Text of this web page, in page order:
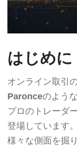
はじめに
オンライン取引
Paronceのよう
プロのトレーダ
登場しています
様々な側面を掘